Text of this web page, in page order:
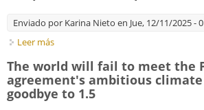
Enviado por Karina Nieto en Jue, 12/11/2025 -
Leer más
The world will fail to meet the
agreement's ambitious climate
goodbye to 1.5